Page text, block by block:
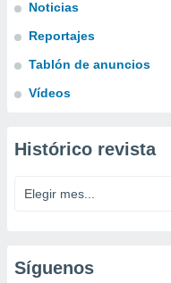
Noticias
Reportajes
Tablón de anuncios
Vídeos
Histórico revista
Síguenos